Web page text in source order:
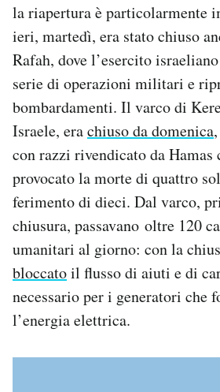
CALENDARIO
AREA PERSONALE
Area Personale
Newsletter
Hai bisogno di aiuto?
Esci
la riapertura è particolarmente
ieri, martedì, era stato chiuso
Rafah, dove l’esercito
serie di operazioni militari e
bombardamenti. Il varco di
Israele, erachiuso da domenica
con razzi rivendicato da Hamas
provocato la morte di quattro
ferimento di dieci. Dal varco,
chiusura, passavano oltre 120
umanitari al giorno: con la
bloccatoil flusso di aiuti e di
necessario per i generatori che
l’energia elettrica.